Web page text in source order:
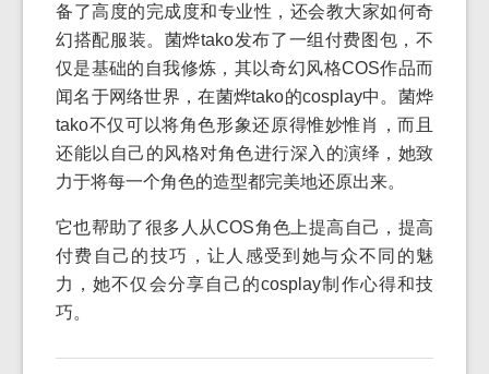
备了高度的完成度和专业性，还会教大家如何奇
幻搭配服装。菌烨tako发布了一组付费图包，不
仅是基础的自我修炼，其以奇幻风格COS作品而
闻名于网络世界，在菌烨tako的cosplay中。菌烨
tako不仅可以将角色形象还原得惟妙惟肖，而且
还能以自己的风格对角色进行深入的演绎，她致
力于将每一个角色的造型都完美地还原出来。
它也帮助了很多人从COS角色上提高自己，提高
付费自己的技巧，让人感受到她与众不同的魅
力，她不仅会分享自己的cosplay制作心得和技
巧。